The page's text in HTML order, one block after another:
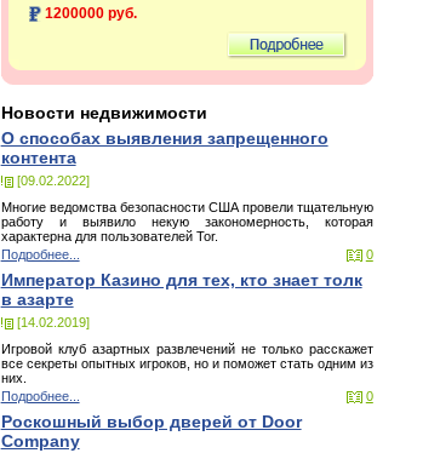
1200000 руб.
Новости недвижимости
О способах выявления запрещенного
контента
[09.02.2022]
Многие ведомства безопасности США провели тщательную
работу и выявило некую закономерность, которая
характерна для пользователей Tor.
Подробнее...
0
Император Казино для тех, кто знает толк
в азарте
[14.02.2019]
Игровой клуб азартных развлечений не только расскажет
все секреты опытных игроков, но и поможет стать одним из
них.
Подробнее...
0
Роскошный выбор дверей от Door
Company